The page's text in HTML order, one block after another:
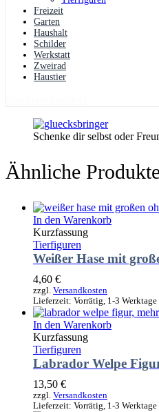
Freizeit
Garten
Haushalt
Schilder
Werkstatt
Zweirad
Haustier
Schenke dir selbst oder
Ähnliche
In den Warenkorb
Kurzfassung
Tierfiguren
Weißer Hase mit
4,60 €
zzgl. Versandkosten
Lieferzeit: Vorrätig, 1-3 Werktage
In den Warenkorb
Kurzfassung
Tierfiguren
Labrador Welpe
13,50 €
zzgl. Versandkosten
Lieferzeit: Vorrätig, 1-3 Werktage